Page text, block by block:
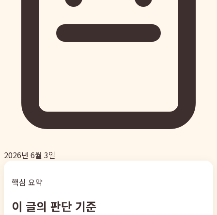
2026년 6월 3일
핵심 요약
이 글의 판단 기준